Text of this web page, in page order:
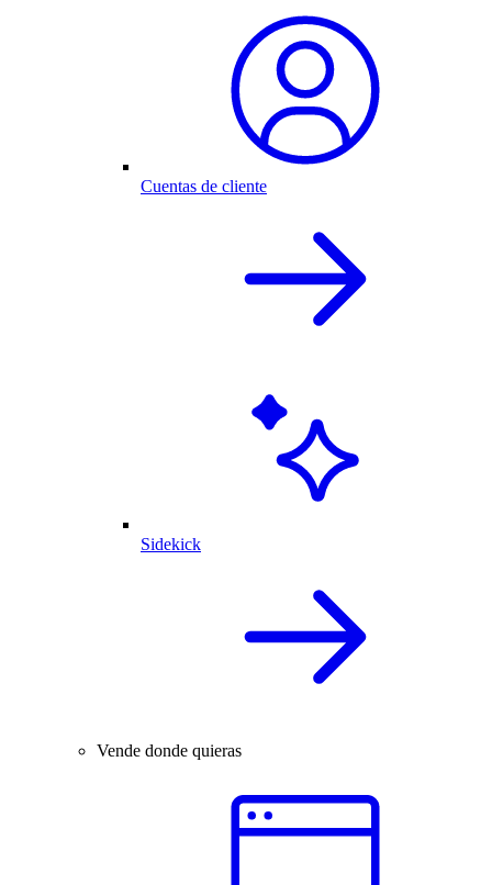
Cuentas de cliente
Sidekick
Vende donde quieras